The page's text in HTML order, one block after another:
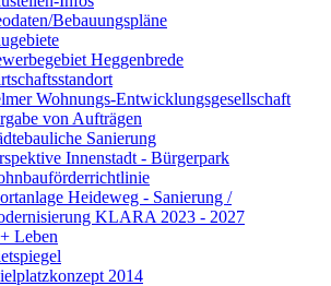
Bebauungspläne
Heggenbrede
Wohnungs-Entwicklungsgesellschaft
von Aufträgen
Sanierung
Innenstadt - Bürgerpark
Heideweg - Sanierung /
KLARA 2023 - 2027
Leben
2014